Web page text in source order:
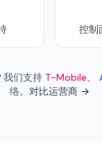
控制
我们支持 T-Mobile、
络。 对比运营商 →